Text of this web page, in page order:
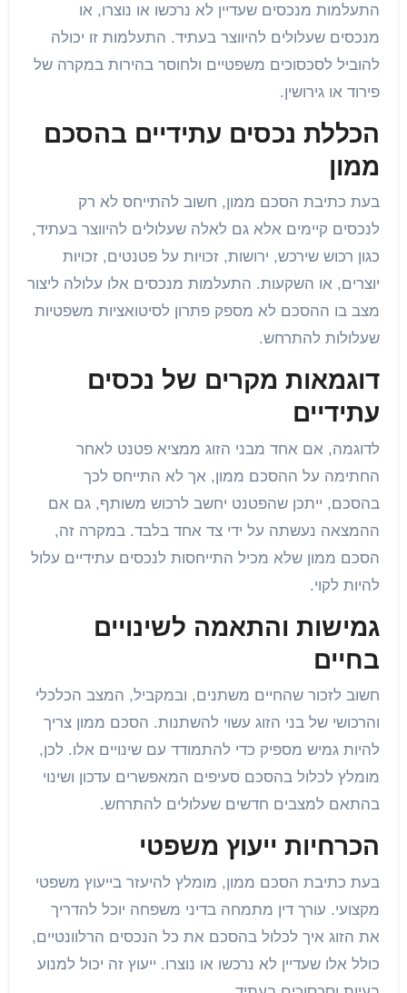
התעלמות מנכסים שעדיין לא נרכשו או נוצרו, או
מנכסים שעלולים להיווצר בעתיד. התעלמות זו יכולה
להוביל לסכסוכים משפטיים ולחוסר בהירות במקרה של
פירוד או גירושין.
הכללת נכסים עתידיים בהסכם
ממון
בעת כתיבת הסכם ממון, חשוב להתייחס לא רק
לנכסים קיימים אלא גם לאלה שעלולים להיווצר בעתיד,
כגון רכוש שירכש, ירושות, זכויות על פטנטים, זכויות
יוצרים, או השקעות. התעלמות מנכסים אלו עלולה ליצור
מצב בו ההסכם לא מספק פתרון לסיטואציות משפטיות
שעלולות להתרחש.
דוגמאות מקרים של נכסים
עתידיים
לדוגמה, אם אחד מבני הזוג ממציא פטנט לאחר
החתימה על ההסכם ממון, אך לא התייחס לכך
בהסכם, ייתכן שהפטנט יחשב לרכוש משותף, גם אם
ההמצאה נעשתה על ידי צד אחד בלבד. במקרה זה,
הסכם ממון שלא מכיל התייחסות לנכסים עתידיים עלול
להיות לקוי.
גמישות והתאמה לשינויים
בחיים
חשוב לזכור שהחיים משתנים, ובמקביל, המצב הכלכלי
והרכושי של בני הזוג עשוי להשתנות. הסכם ממון צריך
להיות גמיש מספיק כדי להתמודד עם שינויים אלו. לכן,
מומלץ לכלול בהסכם סעיפים המאפשרים עדכון ושינוי
בהתאם למצבים חדשים שעלולים להתרחש.
הכרחיות ייעוץ משפטי
בעת כתיבת הסכם ממון, מומלץ להיעזר בייעוץ משפטי
מקצועי. עורך דין מתמחה בדיני משפחה יוכל להדריך
את הזוג איך לכלול בהסכם את כל הנכסים הרלוונטיים,
כולל אלו שעדיין לא נרכשו או נוצרו. ייעוץ זה יכול למנוע